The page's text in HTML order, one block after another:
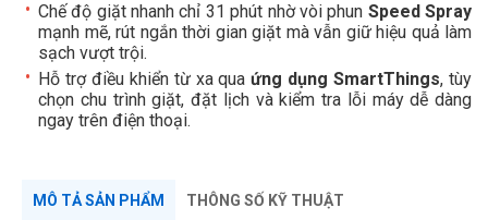
Chế độ giặt nhanh chỉ 31 phút nhờ vòi phun Speed Spray
mạnh mẽ, rút ngắn thời gian giặt mà vẫn giữ hiệu quả làm
sạch vượt trội.
Hỗ trợ điều khiển từ xa qua ứng dụng SmartThings, tùy
chọn chu trình giặt, đặt lịch và kiểm tra lỗi máy dễ dàng
ngay trên điện thoại.
MÔ TẢ SẢN PHẨM THÔNG SỐ KỸ THUẬT